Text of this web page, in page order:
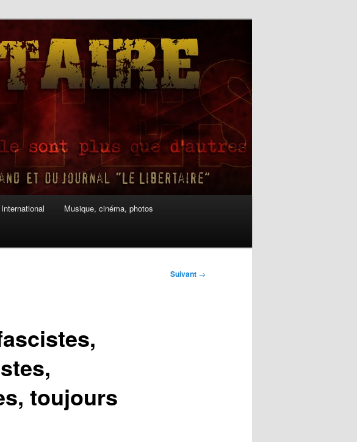
International Musique, cinéma, photos
Suivant →
toujours